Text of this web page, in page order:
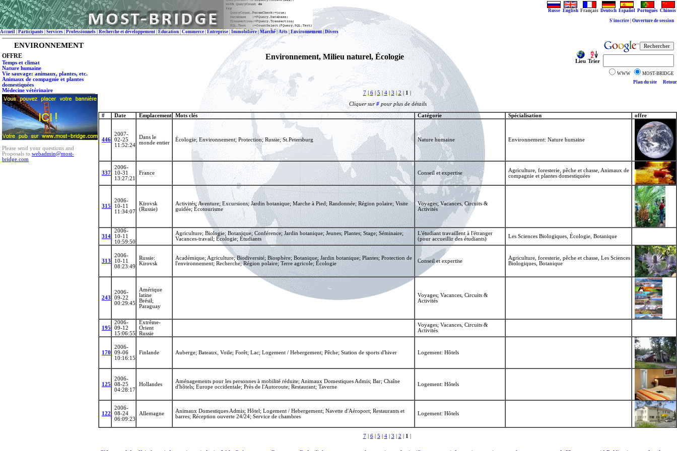
Russe English Français Deutsch Español Português Chinois
S'inscrire Ouverture de session
Accueil Participants Services Professionnels Recherche et développement Éducation Commerce Entreprise Immobilière|Marché|Arts|Environnement|Divers
ENVIRONNEMENT
OFFRE
Temps et climat
Nature humaine
Vie sauvage: animaux, plantes, etc.
Animaux de compagnie et plantes
domestiquées
Médecine vétérinaire
Please send your questions and
Proposals to webadmin@most-
bridge.com
Environnement, Milieu naturel, Écologie
Lieu Trier
WWW
MOST-BRIDGE
Plan du site
Retour
7| 6|5|4|3|2|1|
Cliquer sur#pour plus de détails
# Date Emplacement Mots clés Catégorie Spécialisation offre
446
2007-
02-25
11:52:24
Dans le
monde entier
Écologie; Environnement; Protection; Russie; St.Petersburg Nature humaine Environnement: Nature humaine
337
2006-
10-31
13:27:21
France Conseil et expertise
Agriculture, foresterie, pêche et chasse, Animaux de
compagnie et plantes domestiquées
315
2006-
10-11
11:34:07
Kirovsk
(Russie)
Activités; Aventure; Excursions; Jardin botanique; Marche à Pied; Randonnée; Région polaire; Visite
guidée; Écotourisme
Voyages; Vacances, Circuits &
Activités
314
2006-
10-11
10:59:50
Agriculture; Biologie; Botanique; Conférence; Jardin botanique; Jeunes; Plantes; Stage; Séminaire;
Vacances-travail; Écologie; Étudiants
L'étudiant travaillent à l'étranger
(pour accueillir des étudiants)
Les Sciences Biologiques, Écologie, Botanique
313
2006-
10-11
08:23:49
Russie:
Kirovsk
Académique; Agriculture; Biodiversité; Biosphère; Botanique; Jardin botanique; Plantes; Protection de
l'environnement; Recherche; Région polaire; Terre agricole; Écologie
Conseil et expertise
Agriculture, foresterie, pêche et chasse, Les Sciences
Biologiques, Botanique
243
2006-
09-22
00:29:45
Amérique
latine
Brésil;
Paraguay
Voyages; Vacances, Circuits &
Activités
195
2006-
09-12
15:06:55
Extrême-
Orient
Russie
Voyages; Vacances, Circuits &
Activités
170
2006-
09-06
10:16:15
Finlande Auberge; Bateaux, Voile; Forêt; Lac; Logement / Hebergement; Pêche; Station de sports d'hiver Logement: Hôtels
125
2006-
08-25
04:28:17
Hollandes
Aménagements pour les personnes à mobilité réduite; Animaux Domestiques Admis; Bar; Chaîne
d'hôtels; Europe occidentale; Près de l'Autoroute; Restaurant; Taverne
Logement: Hôtels
122
2006-
08-24
06:09:23
Allemagne
Animaux Domestiques Admis; Hôtel; Logement / Hebergement; Navette d'Aéroport; Restaurants et
barres; Réception ouverte 24/24; Service de chambres
Logement: Hôtels
7| 6| 5 4| 3 2 1